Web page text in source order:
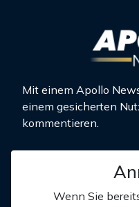
Mit einem Apollo
einem gesicherten
kommentieren.
Wenn Sie